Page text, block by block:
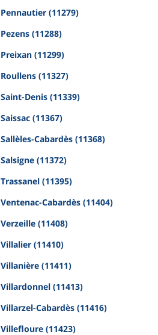
Pennautier (11279)
Pezens (11288)
Preixan (11299)
Roullens (11327)
Saint-Denis (11339)
Saissac (11367)
Sallèles-Cabardès (11368)
Salsigne (11372)
Trassanel (11395)
Ventenac-Cabardès (11404)
Verzeille (11408)
Villalier (11410)
Villanière (11411)
Villardonnel (11413)
Villarzel-Cabardès (11416)
Villefloure (11423)